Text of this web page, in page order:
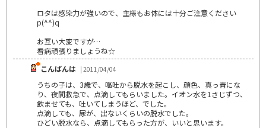
ロタは感染力が強いので、主様もお体には十分ご注意ください
p(^^)q
お互い大変ですが…
看病頑張りましょうね☆
こんばんは | 2011/04/04
うちの子は、3歳で、嘔吐から脱水を起こし、顔色、真っ青にな
り、夜間救急で、点滴してもらいました。イオン水を1さじずつ、
飲ませても、吐いてしまうほど、でした。
点滴しても、尿が、出ないくらいの脱水でした。
ひどい脱水なら、点滴してもらった方が、いいと思います。